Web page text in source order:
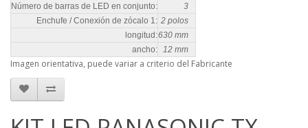
Número de barras de LED en conjunto:
3
Enchufe / Conexión de zócalo 1: 2 polos
longitud:630 mm
ancho: 12 mm
Imagen orientativa, puede variar a criterio del Fabricante